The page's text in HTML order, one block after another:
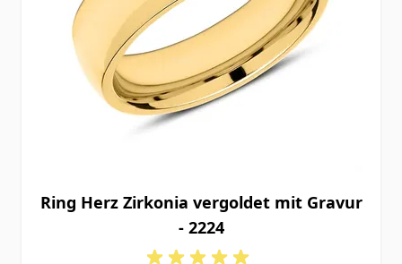
Ring Herz Zirkonia vergoldet mit Gravur
- 2224